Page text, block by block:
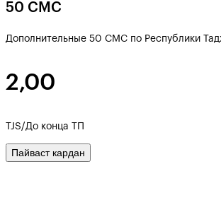
50 СМС
Дополнительные 50 СМС по Республики
2,00
TJS/До конца ТП
Пайваст кардан